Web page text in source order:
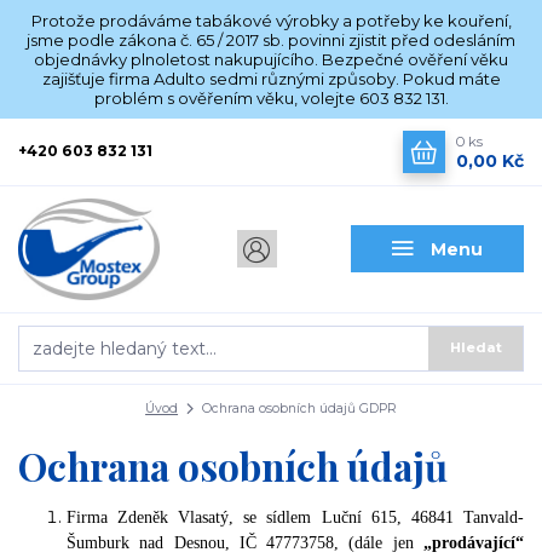
Protože prodáváme tabákové výrobky a potřeby ke kouření,
jsme podle zákona č. 65 / 2017 sb. povinni zjistit před odesláním
objednávky plnoletost nakupujícího. Bezpečné ověření věku
zajišťuje firma Adulto sedmi různými způsoby. Pokud máte
problém s ověřením věku, volejte 603 832 131.
Menu
Hledat
+420 603 832 131
0 ks
0,00 Kč
Úvod Ochrana osobních údajů GDPR
Ochrana osobních údajů
Firma Zdeněk Vlasatý, se sídlem Luční 615, 46841 Tanvald-
Šumburk nad Desnou, IČ 47773758, (dále jen „prodávající“